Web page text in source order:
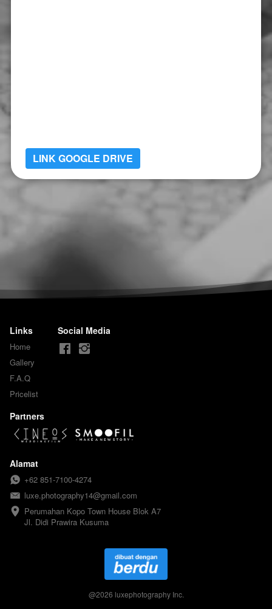
LINK GOOGLE DRIVE
Links
Home
Gallery
F.A.Q
Pricelist
Social Media
Partners
Alamat
+62 851-7100-4274
luxe.photography14@gmail.com
Perumahan Kopo Town House Blok A7
Jl. Didi Prawira Kusuma
@2026 luxephotography Inc.